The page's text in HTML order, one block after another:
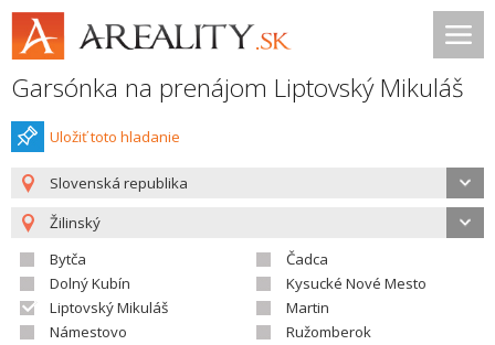
Garsónka na prenájom Liptovský Mikuláš
Uložiť toto hladanie
Slovenská republika
Žilinský
Bytča
Čadca
Dolný Kubín
Kysucké Nové Mesto
Liptovský Mikuláš
Martin
Námestovo
Ružomberok